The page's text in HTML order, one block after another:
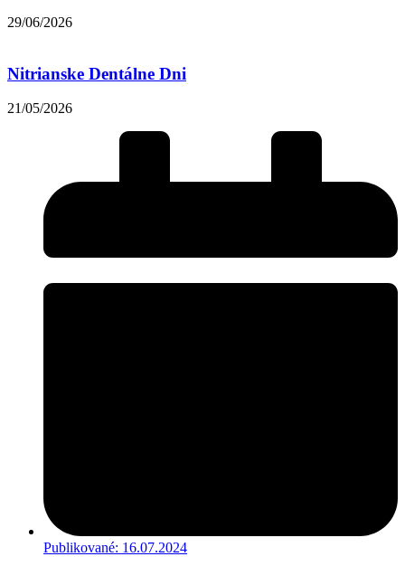
29/06/2026
Nitrianske Dentálne Dni
21/05/2026
Publikované: 16.07.2024